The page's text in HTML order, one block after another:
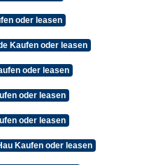
oder leasen
Kaufen oder leasen
oder leasen
oder leasen
oder leasen
Kaufen oder leasen